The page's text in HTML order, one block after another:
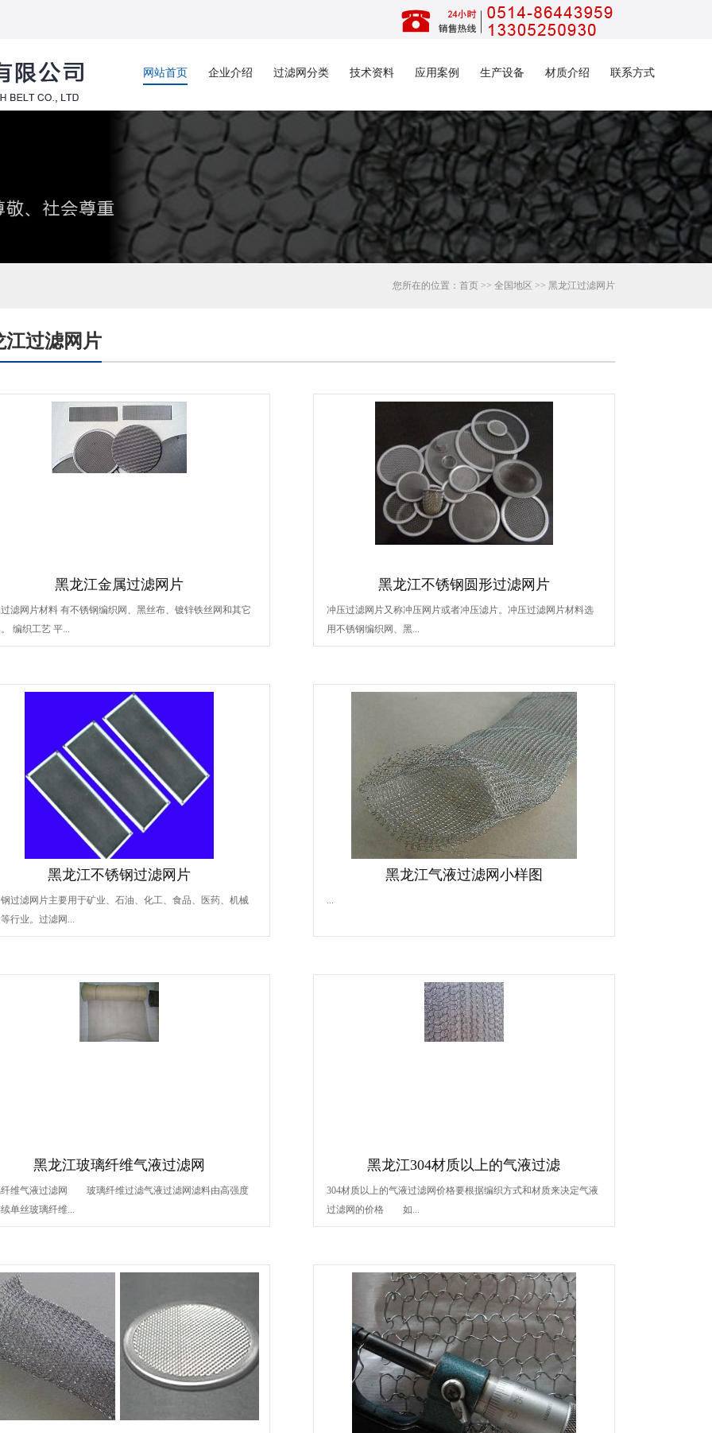
网站首页 企业介绍 过滤网分类 技术资料 应用案例 生产设备 材质介绍 联系方式
您所在的位置： 首页 >> 全国地区 >> 黑龙江过滤网片
江过滤网片
黑龙江金属过滤网片
滤网片材料 有不锈钢编织网、黑丝布、镀锌铁丝网和其它
编织工艺 平...
黑龙江不锈钢圆形过滤网片
冲压过滤网片又称冲压网片或者冲压滤片。冲压过滤网片材料选
用不锈钢编织网、黑...
黑龙江不锈钢过滤网片
过滤网片主要用于矿业、石油、化工、食品、医药、机械
行业。过滤网...
黑龙江气液过滤网小样图
黑龙江玻璃纤维气液过滤网
纤维气液过滤网 玻璃纤维过滤气液过滤网滤料由高强度
单丝玻璃纤维...
黑龙江304材质以上的气液过滤
304材质以上的气液过滤网价格要根据编织方式和材质来决定气液
过滤网的价格 如...